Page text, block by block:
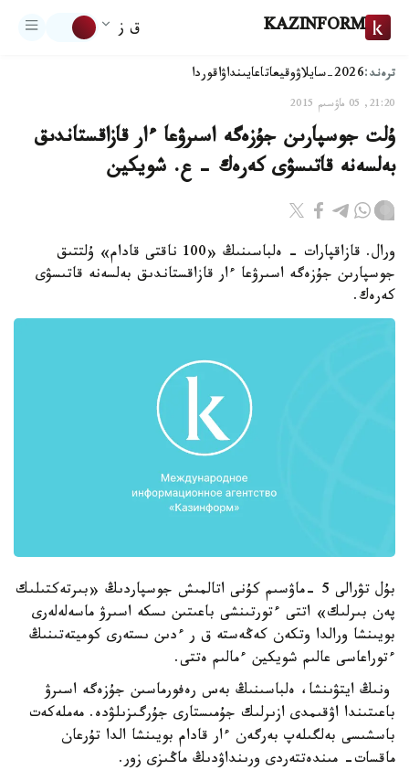
KAZINFORM ق ز
ترەند:2026-سايلاۋ وقيعاتاعايىنداۋاقوردا
21:20, 05 ماۋسىم 2015
ۇلت جوسپارىن جۇزەگە اسىرۋعا ءار قازاقستاندىق
بەلسەنە قاتىسۋى كەرەك - ع. شويكين
ورال. قازاقپارات - ەلباسىنىڭ «100 ناقتى قادام» ۇلتتىق
جوسپارىن جۇزەگە اسىرۋعا ءار قازاقستاندىق بەلسەنە قاتىسۋى
كەرەك.
بۇل تۋرالى 5 -ماۋسىم كۇنى اتالمىش جوسپاردىڭ «بىرتەكتىلىك
پەن بىرلىك» اتتى ءتورتىنشى باعىتىن ىسكە اسىرۋ ماسەلەلەرى
بويىنشا ورالدا وتكەن كەڭەستە ق ر ءدىن ىستەرى كوميتەتىنىڭ
ءتوراعاسى عالىم شويكين ءمالىم ەتتى.
ونىڭ ايتۋىنشا، ەلباسىنىڭ بەس رەفورماسىن جۇزەگە اسىرۋ
باعىتىندا اۋقىمدى ازىرلىك جۇمىستارى جۇرگىزىلۋدە. مەملەكەت
باسشىسى بەلگىلەپ بەرگەن ءار قادام بويىنشا الدا تۇرعان
ماقسات- مىندەتتەردى ورىنداۋدىڭ ماڭىزى زور.